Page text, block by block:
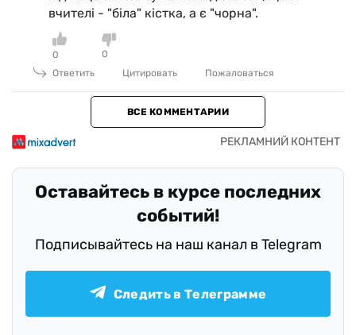
вчителі - "біла" кістка, а є "чорна".
0
0
Ответить
Цитировать Пожаловаться
ВСЕ КОММЕНТАРИИ
Оставайтесь в курсе последних
событий!
Подписывайтесь на наш канал в Telegram
Следить в Телеграмме